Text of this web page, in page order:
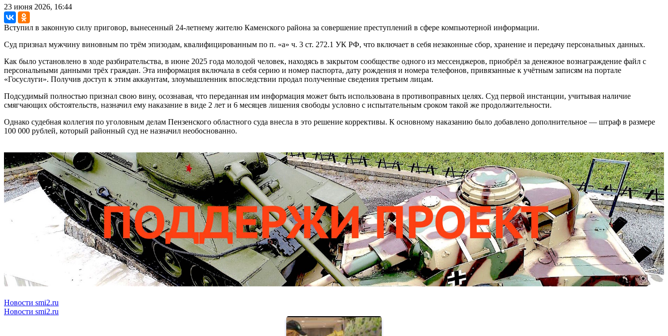
23 июня 2026, 16:44
Вступил в законную силу приговор, вынесенный 24-летнему жителю Каменского района за совершение преступлений в сфере компьютерной информации.
Суд признал мужчину виновным по трём эпизодам, квалифицированным по п. «а» ч. 3 ст. 272.1 УК РФ, что включает в себя незаконные сбор, хранение и передачу персональных данных.
Как было установлено в ходе разбирательства, в июне 2025 года молодой человек, находясь в закрытом сообществе одного из мессенджеров, приобрёл за денежное вознаграждение файл с
персональными данными трёх граждан. Эта информация включала в себя серию и номер паспорта, дату рождения и номера телефонов, привязанные к учётным записям на портале
«Госуслуги». Получив доступ к этим аккаунтам, злоумышленник впоследствии продал полученные сведения третьим лицам.
Подсудимый полностью признал свою вину, осознавая, что переданная им информация может быть использована в противоправных целях. Суд первой инстанции, учитывая наличие
смягчающих обстоятельств, назначил ему наказание в виде 2 лет и 6 месяцев лишения свободы условно с испытательным сроком такой же продолжительности.
Однако судебная коллегия по уголовным делам Пензенского областного суда внесла в это решение коррективы. К основному наказанию было добавлено дополнительное — штраф в размере
100 000 рублей, который районный суд не назначил необоснованно.
Новости smi2.ru
Новости smi2.ru